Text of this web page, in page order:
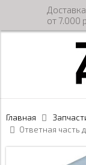
от 7.000
Главная
Ответная часть